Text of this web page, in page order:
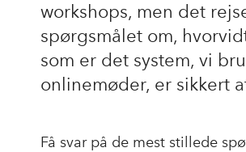
workshops, men det
spørgsmålet om,
som er det system, vi
onlinemøder, er sikkert
Få svar på de mest stillede